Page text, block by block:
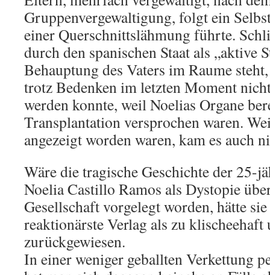
Gruppenvergewaltigung, folgt ein
einer Querschnittslähmung führte.
durch den spanischen Staat als „aktive
Behauptung des Vaters im Raume
trotz Bedenken im letzten Moment
werden konnte, weil Noelias Organe
Transplantation versprochen waren.
angezeigt worden waren, kam es auch
Wäre die tragische Geschichte der 25-
Noelia Castillo Ramos als Dystopie
Gesellschaft vorgelegt worden, hätte
reaktionärste Verlag als zu klischeehaft
zurückgewiesen.
In einer weniger geballten Verkettung